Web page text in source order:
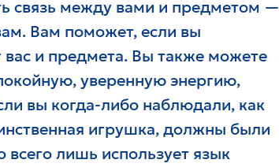
связь между вами и предметом —
Вам поможет, если вы
и предмета. Вы также можете
уверенную энергию,
вы когда-либо наблюдали, как
игрушка, должны были
всего лишь использует язык